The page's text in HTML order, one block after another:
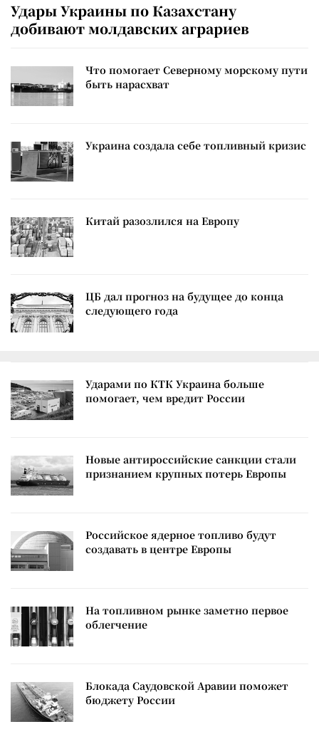
Удары Украины по Казахстану
добивают молдавских аграриев
Что помогает Северному морскому пути
быть нарасхват
Украина создала себе топливный кризис
Китай разозлился на Европу
ЦБ дал прогноз на будущее до конца
следующего года
Ударами по КТК Украина больше
помогает, чем вредит России
Новые антироссийские санкции стали
признанием крупных потерь Европы
Российское ядерное топливо будут
создавать в центре Европы
На топливном рынке заметно первое
облегчение
Блокада Саудовской Аравии поможет
бюджету России